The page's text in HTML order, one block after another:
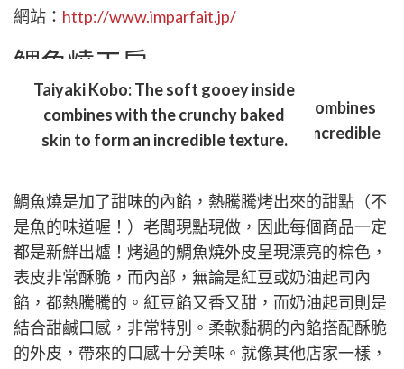
網站： http://www.imparfait.jp/
鯛魚燒工房
Taiyaki Kobo: The soft gooey inside
combines with the crunchy baked
skin to form an incredible texture.
鯛魚燒是加了甜味的內餡，熱騰騰烤出來的甜點（不
是魚的味道喔！）老闆現點現做，因此每個商品一定
都是新鮮出爐！烤過的鯛魚燒外皮呈現漂亮的棕色，
表皮非常酥脆，而內部，無論是紅豆或奶油起司內
餡，都熱騰騰的。紅豆餡又香又甜，而奶油起司則是
結合甜鹹口感，非常特別。柔軟黏稠的內餡搭配酥脆
的外皮，帶來的口感十分美味。就像其他店家一樣，